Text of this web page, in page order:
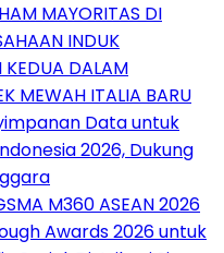
MAYORITAS DI
INDUK
KEDUA DALAM
MEWAH ITALIA BARU
Data untuk
2026, Dukung
M360 ASEAN 2026
Awards 2026 untuk